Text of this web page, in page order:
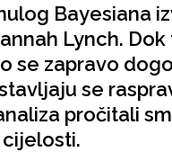
Bayesiana
Lynch.
se zapravo
se
pročitali